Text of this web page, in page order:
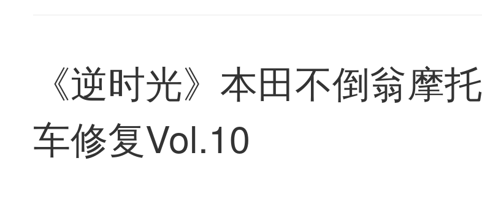
《逆时光》本田不倒翁摩托
车修复Vol.10